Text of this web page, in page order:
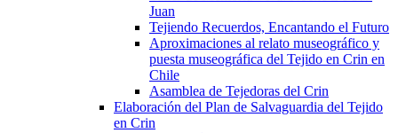
Juan
Tejiendo Recuerdos, Encantando el Futuro
Aproximaciones al relato museográfico y
puesta museográfica del Tejido en Crin en
Chile
Asamblea de Tejedoras del Crin
Elaboración del Plan de Salvaguardia del Tejido
en Crin